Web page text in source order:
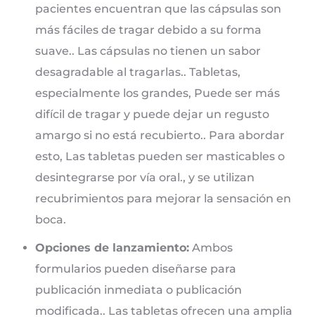
pacientes encuentran que las cápsulas son
más fáciles de tragar debido a su forma
suave.. Las cápsulas no tienen un sabor
desagradable al tragarlas.. Tabletas,
especialmente los grandes, Puede ser más
difícil de tragar y puede dejar un regusto
amargo si no está recubierto.. Para abordar
esto, Las tabletas pueden ser masticables o
desintegrarse por vía oral., y se utilizan
recubrimientos para mejorar la sensación en
boca.
Opciones de lanzamiento: Ambos
formularios pueden diseñarse para
publicación inmediata o publicación
modificada.. Las tabletas ofrecen una amplia